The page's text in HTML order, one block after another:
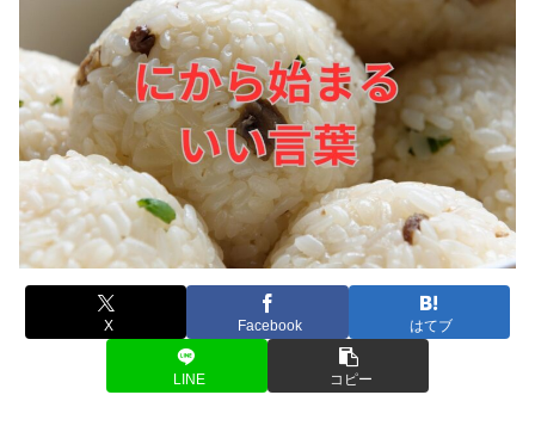
X Facebook はてブ
LINE コピー